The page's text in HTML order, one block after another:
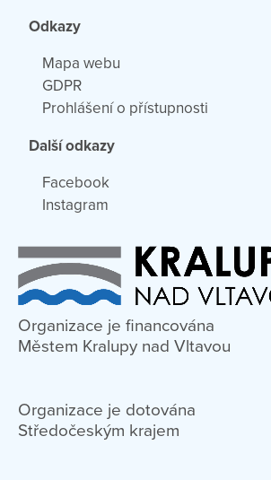
Odkazy
Mapa webu
GDPR
Prohlášení o přístupnosti
Další odkazy
Facebook
Instagram
Organizace je financována
Městem Kralupy nad Vltavou
Organizace je dotována
Středočeským krajem